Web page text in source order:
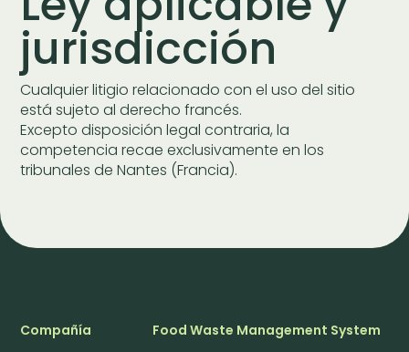
jurisdicción
Cualquier litigio relacionado con el uso del sitio
está sujeto al derecho francés.
Excepto disposición legal contraria, la
competencia recae exclusivamente en los
tribunales de Nantes (Francia).
Compañía Food Waste Management System